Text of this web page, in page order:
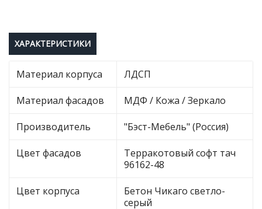
ХАРАКТЕРИСТИКИ
Материал корпуса ЛДСП
Материал фасадов МДФ / Кожа / Зеркало
Производитель "Бэст-Мебель" (Россия)
Цвет фасадов
Терракотовый софт тач
96162-48
Цвет корпуса
Бетон Чикаго светло-
серый